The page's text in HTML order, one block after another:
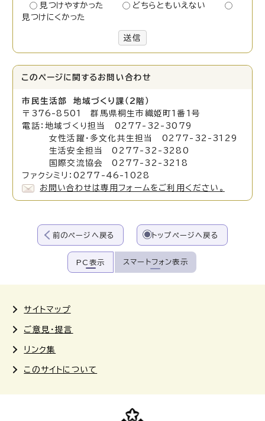
見つけやすかった
どちらともいえない
見つけにくかった
送信
このページに関する お問い合わせ
市民生活部 地域づくり課（2階）
〒376-8501 群馬県桐生市織姫町1番1号
電話：地域づくり担当 0277-32-3079
女性活躍・多文化共生担当 0277-32-3129
生活安全担当 0277-32-3280
国際交流協会 0277-32-3218
ファクシミリ：0277-46-1028
お問い合わせは専用フォームをご利用ください。
前のページへ戻る トップページへ戻る
PC表示 スマートフォン表示
サイトマップ
ご意見・提言
リンク集
このサイトについて